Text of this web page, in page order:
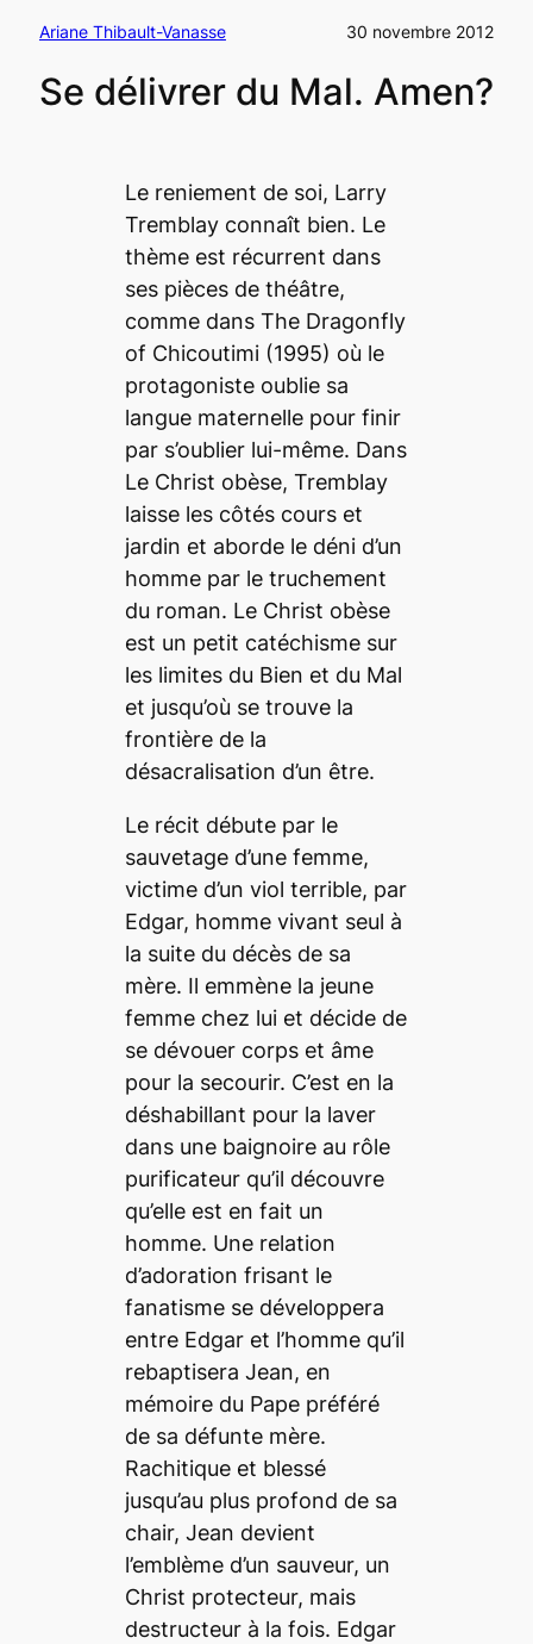
Ariane Thibault-Vanasse 30 novembre 2012
Se délivrer du Mal. Amen?
Le reniement de soi, Larry
Tremblay connaît bien. Le
thème est récurrent dans
ses pièces de théâtre,
comme dans The Dragonfly
of Chicoutimi(1995) où le
protagoniste oublie sa
langue maternelle pour finir
par s’oublier lui-même. Dans
Le Christ obèse, Tremblay
laisse les côtés cours et
jardin et aborde le déni d’un
homme par le truchement
du roman. Le Christ obèse
est un petit catéchisme sur
les limites du Bien et du Mal
et jusqu’où se trouve la
frontière de la
désacralisation d’un être.
Le récit débute par le
sauvetage d’une femme,
victime d’un viol terrible, par
Edgar, homme vivant seul à
la suite du décès de sa
mère. Il emmène la jeune
femme chez lui et décide de
se dévouer corps et âme
pour la secourir. C’est en la
déshabillant pour la laver
dans une baignoire au rôle
purificateur qu’il découvre
qu’elle est en fait un
homme. Une relation
d’adoration frisant le
fanatisme se développera
entre Edgar et l’homme qu’il
rebaptisera Jean, en
mémoire du Pape préféré
de sa défunte mère.
Rachitique et blessé
jusqu’au plus profond de sa
chair, Jean devient
l’emblème d’un sauveur, un
Christ protecteur, mais
destructeur à la fois. Edgar